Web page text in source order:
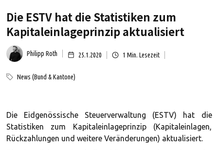
Die ESTV hat die Statistiken zum
Kapitaleinlageprinzip aktualisiert
Philipp Roth 25.1.2020 1 Min. Lesezeit
News (Bund & Kantone)
Die Eidgenössische Steuerverwaltung (ESTV) hat die
Statistiken zum Kapitaleinlageprinzip (Kapitaleinlagen,
Rückzahlungen und weitere Veränderungen) aktualisiert.